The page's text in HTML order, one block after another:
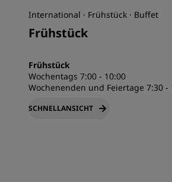
International · Frühstück · Buffet
Frühstück
Frühstück
Wochentags 7:00 - 10:00
Wochenenden und Feiertage 7:30 -
SCHNELLANSICHT